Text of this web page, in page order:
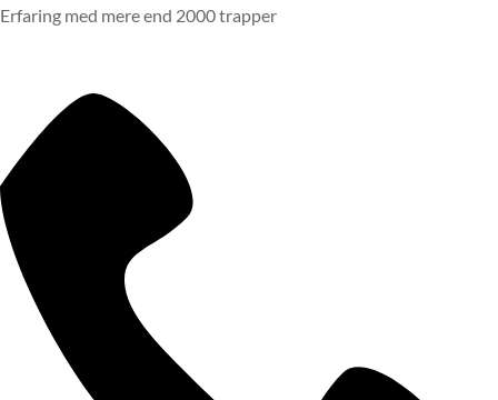
Erfaring med mere end 2000 trapper